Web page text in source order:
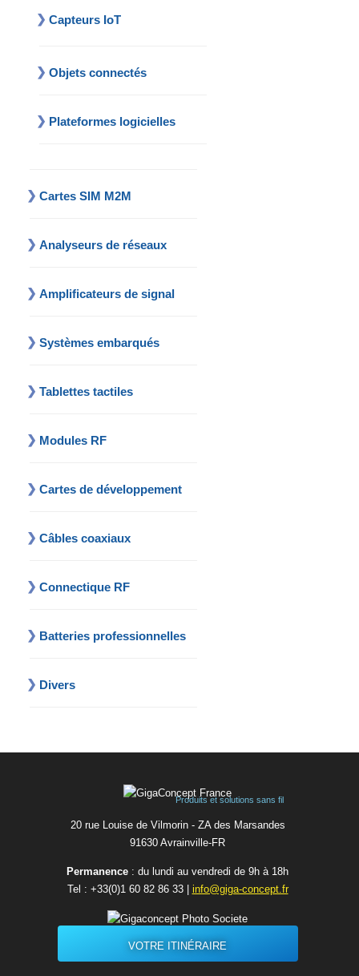
Capteurs IoT
Objets connectés
Plateformes logicielles
Cartes SIM M2M
Analyseurs de réseaux
Amplificateurs de signal
Systèmes embarqués
Tablettes tactiles
Modules RF
Cartes de développement
Câbles coaxiaux
Connectique RF
Batteries professionnelles
Divers
Produits et solutions sans fil
20 rue Louise de Vilmorin - ZA des Marsandes
91630 Avrainvilleㅤ-ㅤFR
Permanence : du lundi au vendredi de 9h à 18h
Tel : +33(0)1 60 82 86 33| info@giga-concept.fr
VOTRE ITINÉRAIRE